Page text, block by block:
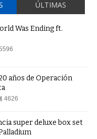
ÚLTIMAS
Was Ending ft.
años de Operación
4626
super deluxe box set